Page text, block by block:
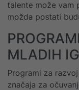
talente može vam
možda postati
MLADIH
Programi za
značaja za